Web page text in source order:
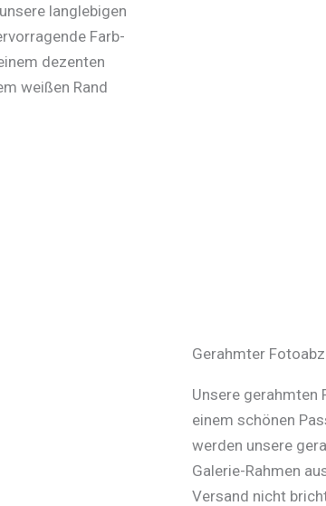
langlebigen
Farb-
dezenten
weißen Rand
Gerahmter
Unsere
einem schönen
werden unsere
Galerie-Rahmen
Versand nicht